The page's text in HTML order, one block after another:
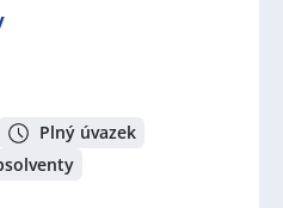
Plný úvazek